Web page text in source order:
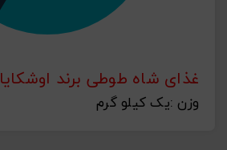
غذای شاه طوطی برند اوشکایا
وزن :یک کیلو گرم